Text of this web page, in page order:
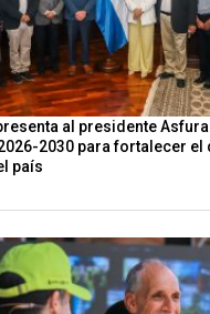
al presidente
2030 para fortalecer
país